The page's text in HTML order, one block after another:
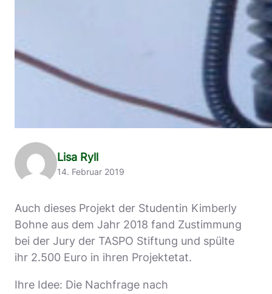
Lisa Ryll
14. Februar 2019
Auch dieses Projekt der Studentin Kimberly
Bohne aus dem Jahr 2018 fand Zustimmung
bei der Jury der TASPO Stiftung und spülte
ihr 2.500 Euro in ihren Projektetat.
Ihre Idee: Die Nachfrage nach